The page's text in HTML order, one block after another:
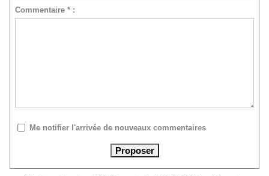
Commentaire * :
Me notifier l'arrivée de nouveaux commentaires